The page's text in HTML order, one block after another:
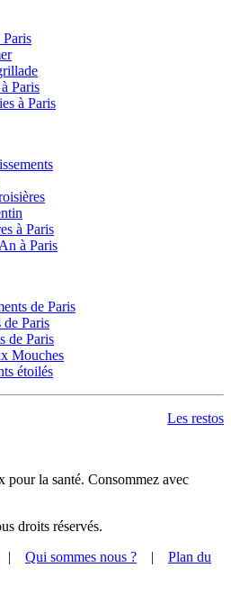
Paris
Paris
à Paris
à Paris
à Paris
de Paris
de Paris
de Paris
Mouches
étoilés
Les restos
pour la santé. Consommez avec
droits réservés.
| Qui sommes nous ? | Plan du